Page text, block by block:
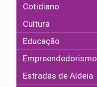
Cotidiano
Cultura
Educação
Empreendedorismo
Estradas de Aldeia